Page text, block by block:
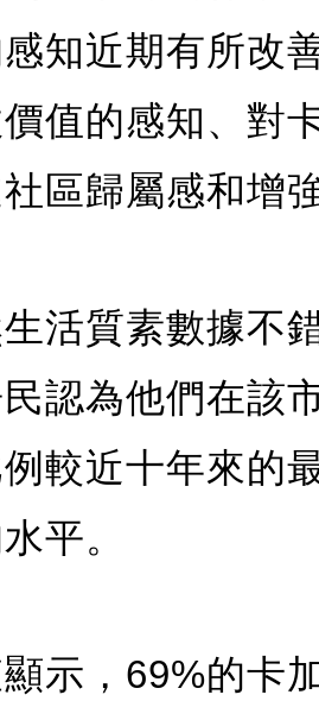
知近期有所改
值的感知、對
區歸屬感和增
活質素數據不
認為他們在該
較近十年來的
平。
示，69%的卡